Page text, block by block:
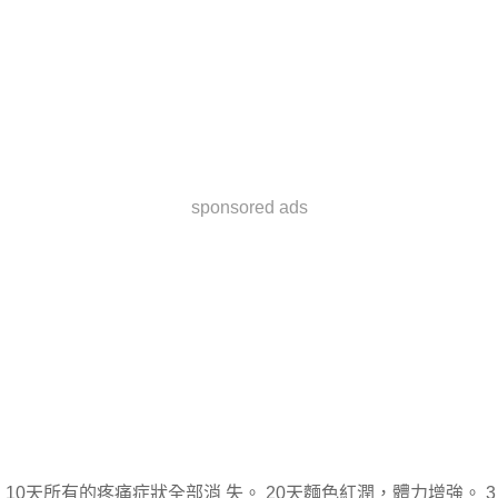
sponsored ads